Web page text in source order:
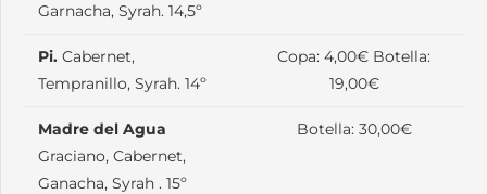
Garnacha, Syrah. 14,5º
Pi. Cabernet,
Tempranillo, Syrah. 14º
Copa: 4,00€ Botella:
19,00€
Madre del Agua
Graciano, Cabernet,
Ganacha, Syrah . 15º
Botella: 30,00€